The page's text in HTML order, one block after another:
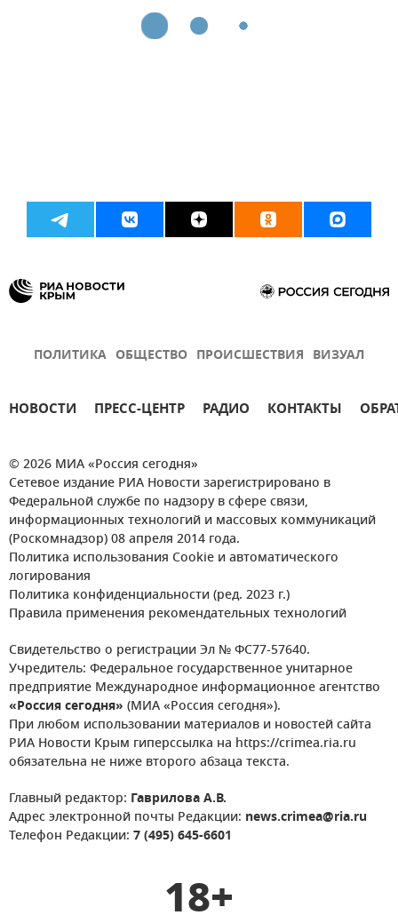
ПОЛИТИКА ОБЩЕСТВО ПРОИСШЕСТВИЯ ВИЗУАЛ
НОВОСТИ ПРЕСС-ЦЕНТР РАДИО КОНТАКТЫ
© 2026 МИА «Россия сегодня»
Сетевое издание РИА Новости зарегистрировано в
Федеральной службе по надзору в сфере связи,
информационных технологий и массовых коммуникаций
(Роскомнадзор) 08 апреля 2014 года.
Политика использования Cookie и автоматического
логирования
Политика конфиденциальности (ред. 2023 г.)
Правила применения рекомендательных технологий
Свидетельство о регистрации Эл № ФС77-57640.
Учредитель: Федеральное государственное унитарное
предприятие Международное информационное агентство
«Россия сегодня» (МИА «Россия сегодня»).
При любом использовании материалов и новостей сайта
РИА Новости Крым гиперссылка на https://crimea.ria.ru
обязательна не ниже второго абзаца текста.
Главный редактор: Гаврилова А.В.
Адрес электронной почты Редакции: news.crimea@ria.ru
Телефон Редакции: 7 (495) 645-6601
18+